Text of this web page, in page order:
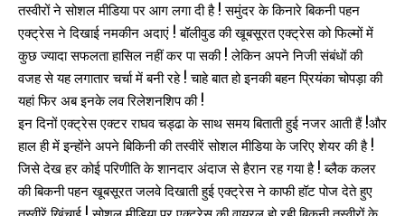
तस्वीरों ने सोशल मीडिया पर आग लगा दी है ! समुंदर के किनारे बिकनी पहन
एक्ट्रेस ने दिखाई नमकीन अदाएं ! बॉलीवुड की खूबसूरत एक्ट्रेस को फिल्मों में
कुछ ज्यादा सफलता हासिल नहीं कर पा सकी ! लेकिन अपने निजी संबंधों की
वजह से यह लगातार चर्चा में बनी रहे ! चाहे बात हो इनकी बहन प्रियंका चोपड़ा की
यहां फिर अब इनके लव रिलेशनशिप की !
इन दिनों एक्ट्रेस एक्टर राघव चड्ढा के साथ समय बिताती हुई नजर आती हैं !और
हाल ही में इन्होंने अपने बिकिनी की तस्वीरें सोशल मीडिया के जरिए शेयर की है !
जिसे देख हर कोई परिणीति के शानदार अंदाज से हैरान रह गया है ! ब्लैक कलर
की बिकनी पहन खूबसूरत जलवे दिखाती हुई एक्ट्रेस ने काफी हॉट पोज देते हुए